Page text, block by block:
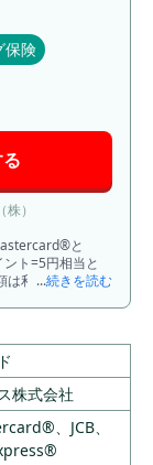
バック
入会から3ヶ月以
①アプリログイ
ショッピング利
払い：3,000円
呈
oogle Payの利
用：3,000円⑤
サブスクの利
用：2,000円
保険
）
と
ト=5円相当と
は利用方法によ
です。なお、1
ャッシュバッ
（※）新規入
および相当額
す。 なお、1ポ
ッシュバック
※）ETCカー
...続きを読む
株式会社
、JCB、